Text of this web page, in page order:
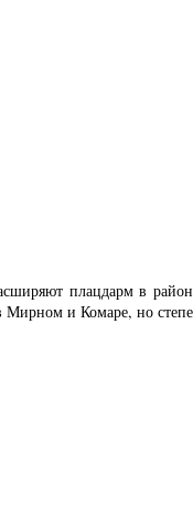
плацдарм в
и Комаре, но